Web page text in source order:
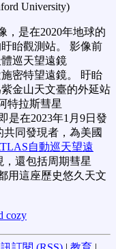
University)
，是在2020年地球的
盱眙觀測站。 影像前
巡天望遠鏡
密特望遠鏡。 盱眙
金山天文臺的外延站
特拉斯彗星
是在2023年1月9日發
同發現者，為美國
自動巡天望遠
還包括周期彗星
用這座歷史悠久天文
cozy